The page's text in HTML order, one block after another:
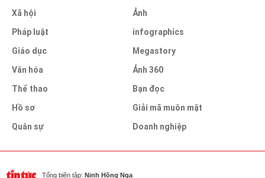
Xã hội
Pháp luật
Giáo dục
Văn hóa
Thể thao
Hồ sơ
Quân sự
Ảnh
infographics
Megastory
Ảnh 360
Bạn đọc
Giải mã muôn mặt
Doanh nghiệp
Tổng biên tập: Ninh Hồng Nga